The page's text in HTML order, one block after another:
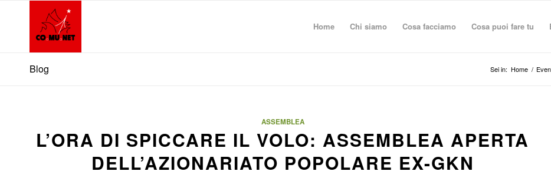
Home Chi siamo Cosa facciamo Cosa puoi fare tu
Blog Sei in: Home /
ASSEMBLEA
L’ORA DI SPICCARE IL VOLO: ASSEMBLEA APERTA
DELL’AZIONARIATO POPOLARE EX-GKN